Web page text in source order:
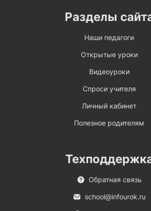
Разделы
Наши педагоги
Открытые уроки
Видеоуроки
Спроси учителя
Личный кабинет
Полезное родителям
Обратная связь
school@infourok.ru